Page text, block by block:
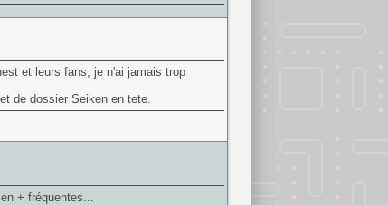
et leurs fans, je n'ai jamais trop
de dossier Seiken en tete.
+ fréquentes...